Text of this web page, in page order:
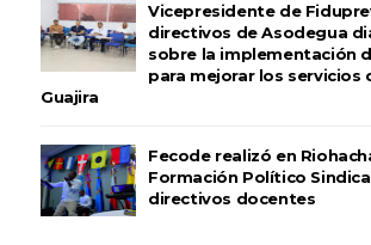
Vicepresidente de
directivos de Asodegua
sobre la implementación
para mejorar los servicios
Guajira
Fecode realizó en
Formación Político
directivos docentes